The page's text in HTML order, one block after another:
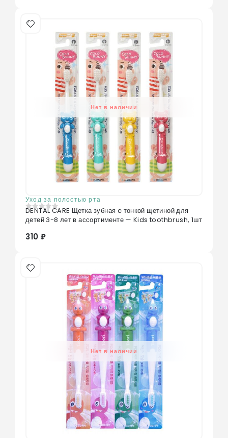
Нет в наличии
Уход за полостью рта
0 из 5
DENTAL CARE Щетка зубная c тонкой щетиной для
детей 3-8 лет в ассортименте — Kids toothbrush, 1шт
310 ₽
Нет в наличии